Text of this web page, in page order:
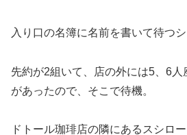
入り口の名簿に名前を書いて待つシ
先約が2組いて、店の外には5、6
があったので、そこで待機。
ドトール珈琲店の隣にあるスシロ